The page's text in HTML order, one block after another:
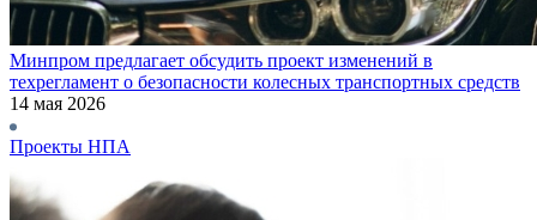
Минпром предлагает обсудить проект изменений в
техрегламент о безопасности колесных транспортных средств
14 мая 2026
Проекты НПА